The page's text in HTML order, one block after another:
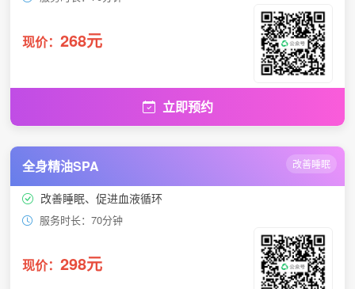
现价： 268元
立即预约
全身精油SPA 改善睡眠
改善睡眠、促进血液循环
服务时长：70分钟
现价： 298元